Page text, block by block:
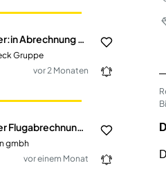
Gruppe
vor 2 Monaten
Sachbearbeiter Flugabrechnung (m/w/d)
gmbh
vor einem Monat